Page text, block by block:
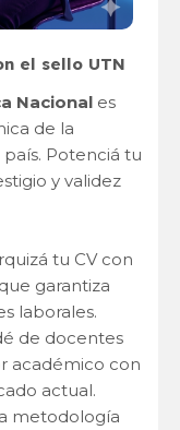
el sello UTN
Nacional es
de la
Potenciá tu
y validez
tu CV con
garantiza
laborales.
de docentes
académico con
actual.
metodología